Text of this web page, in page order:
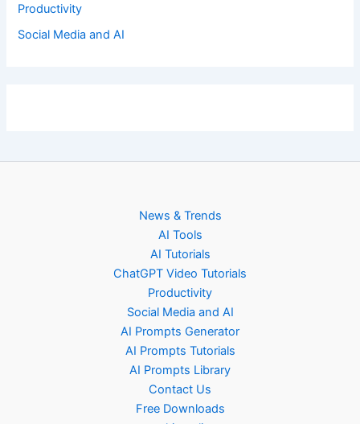
Productivity
Social Media and AI
News & Trends
AI Tools
AI Tutorials
ChatGPT Video Tutorials
Productivity
Social Media and AI
AI Prompts Generator
AI Prompts Tutorials
AI Prompts Library
Contact Us
Free Downloads